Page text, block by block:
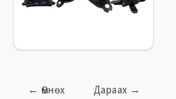
← Өмнөх Дараах →